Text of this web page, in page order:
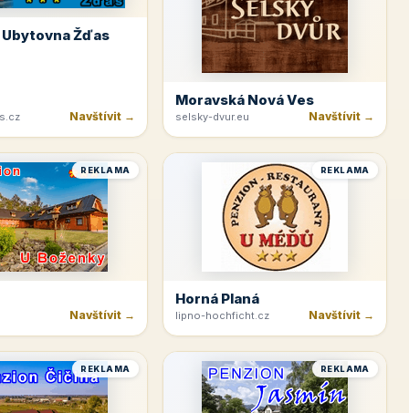
Žďas
Navštívit →
Moravská Nová Ves
selsky-dvur.eu Navštívit →
REKLAMA
Navštívit →
REKLAMA
Horná Planá
lipno-hochficht.cz Navštívit →
REKLAMA REKLAMA